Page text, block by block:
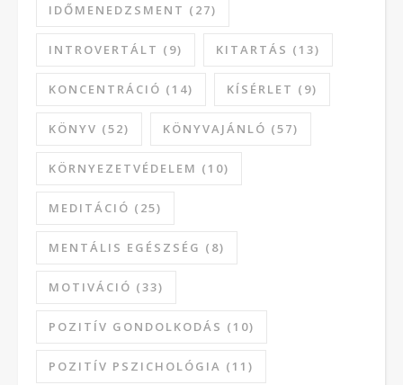
IDŐMENEDZSMENT (27)
INTROVERTÁLT (9) KITARTÁS (13)
KONCENTRÁCIÓ (14) KÍSÉRLET (9)
KÖNYV (52) KÖNYVAJÁNLÓ (57)
KÖRNYEZETVÉDELEM (10)
MEDITÁCIÓ (25)
MENTÁLIS EGÉSZSÉG (8)
MOTIVÁCIÓ (33)
POZITÍV GONDOLKODÁS (10)
POZITÍV PSZICHOLÓGIA (11)